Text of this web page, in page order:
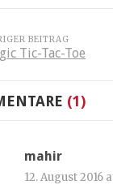
BEITRAG
Tic-Tac-Toe
(1)
mahir
12. August 2016